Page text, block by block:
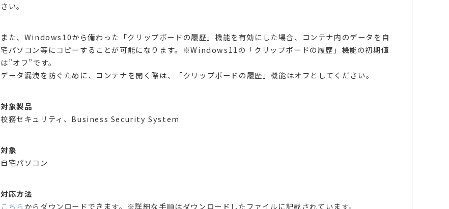
さい。
また、Windows10から備わった「クリップボードの履歴」機能を有効にした場合、コンテナ内のデータを自
宅パソコン等にコピーすることが可能になります。※Windows11の「クリップボードの履歴」機能の初期値
は”オフ”です。
データ漏洩を防ぐために、コンテナを開く際は、「クリップボードの履歴」機能はオフとしてください。
対象製品
校務セキュリティ、Business Security System
対象
自宅パソコン
対応方法
こちら からダウンロードできます。※詳細な手順はダウンロードしたファイルに記載されています。